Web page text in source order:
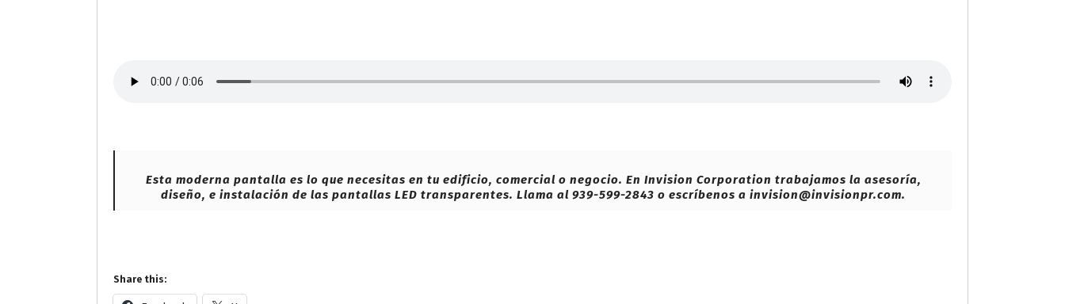
Esta moderna pantalla es lo que necesitas en tu edificio, comercial o negocio. En Invision Corporation trabajamos la asesoría,
diseño, e instalación de las pantallas LED transparentes. Llama al 939-599-2843 o escríbenos a invision@invisionpr.com.
Share this: